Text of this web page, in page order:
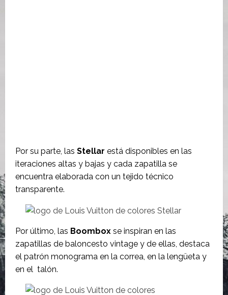
Por su parte, las Stellar está disponibles en las
iteraciones altas y bajas y cada zapatilla se
encuentra elaborada con un tejido técnico
transparente.
Por último, las Boombox se inspiran en las
zapatillas de baloncesto vintage y de ellas, destaca
el patrón monograma en la correa, en la lengüeta y
en el talón.